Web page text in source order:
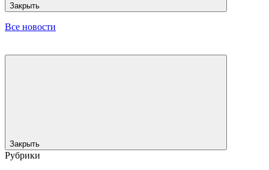
Закрыть
Все новости
Закрыть
Рубрики